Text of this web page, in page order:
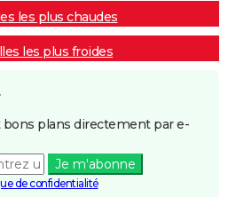
les plus chaudes
les plus froides
bons plans directement par e-
Je m'abonne
de confidentialité